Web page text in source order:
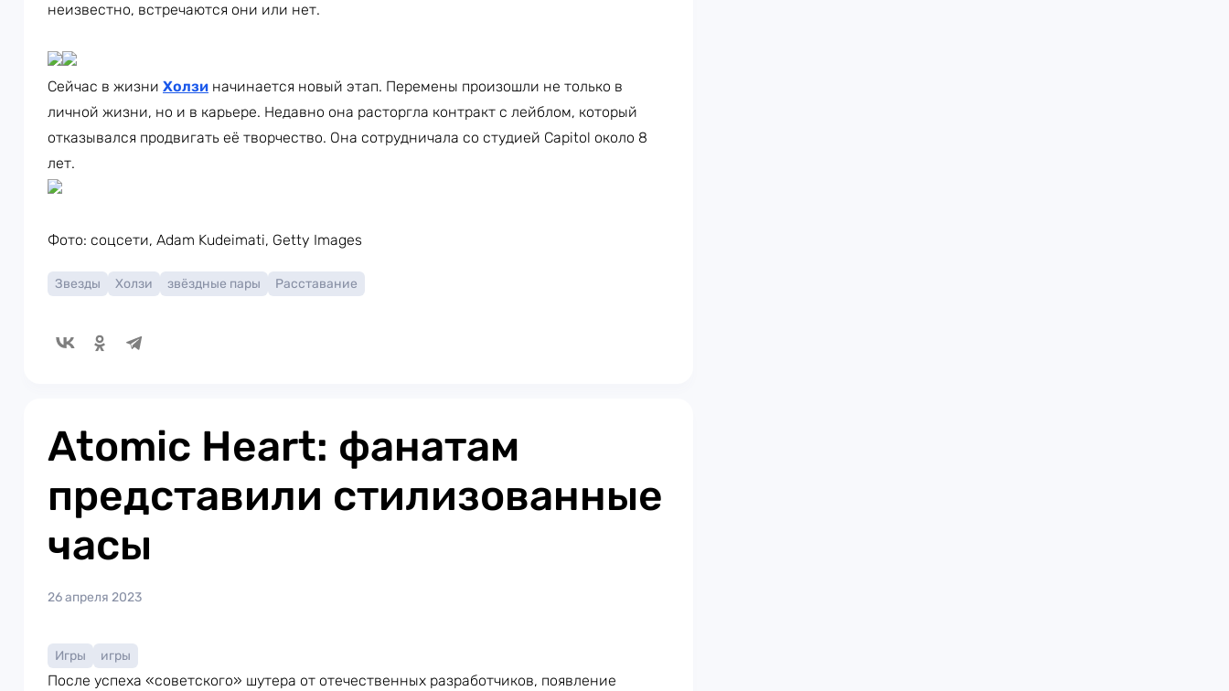
неизвестно, встречаются они или нет.
Сейчас в жизни Холзи начинается новый этап. Перемены произошли не только в
личной жизни, но и в карьере. Недавно она расторгла контракт с лейблом, который
отказывался продвигать её творчество. Она сотрудничала со студией Capitol около 8
лет.
Фото: соцсети, Adam Kudeimati, Getty Images
Звезды Холзи звёздные пары Расставание
Atomic Heart: фанатам
представили стилизованные
часы
26 апреля 2023
Игры игры
После успеха «советского» шутера от отечественных разработчиков, появление